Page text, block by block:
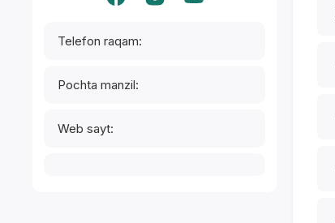
Telefon raqam:
Pochta manzil:
Web sayt: